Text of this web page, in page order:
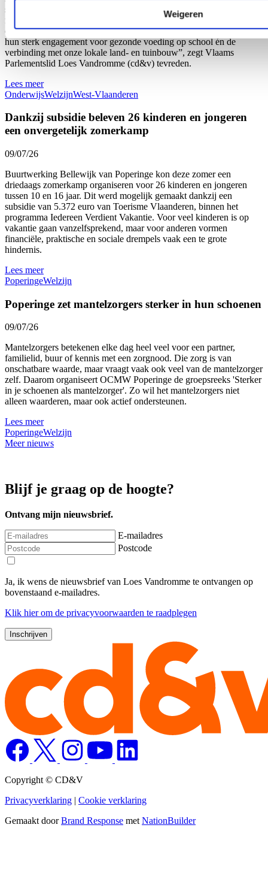
Weigeren
stimuleert. Dat zijn 26 scholen meer dan vorig schooljaar en zelf 80
meer dan drie jaar geleden: een stijging van respectievelijk bijna 9
en bijna 32 procent. “Onze West-Vlaamse scholen bevestigen zo
hun sterk engagement voor gezonde voeding op school én de
verbinding met onze lokale land- en tuinbouw”, zegt Vlaams
Parlementslid Loes Vandromme (cd&v) tevreden.
Lees meer
OnderwijsWelzijnWest-Vlaanderen
Dankzij subsidie beleven 26 kinderen en jongeren
een onvergetelijk zomerkamp
09/07/26
Buurtwerking Bellewijk van Poperinge kon deze zomer een
driedaags zomerkamp organiseren voor 26 kinderen en jongeren
tussen 10 en 16 jaar. Dit werd mogelijk gemaakt dankzij een
subsidie van 5.372 euro van Toerisme Vlaanderen, binnen het
programma Iedereen Verdient Vakantie. Voor veel kinderen is op
vakantie gaan vanzelfsprekend, maar voor anderen vormen
financiële, praktische en sociale drempels vaak een te grote
hindernis.
Lees meer
PoperingeWelzijn
Poperinge zet mantelzorgers sterker in hun schoenen
09/07/26
Mantelzorgers betekenen elke dag heel veel voor een partner,
familielid, buur of kennis met een zorgnood. Die zorg is van
onschatbare waarde, maar vraagt vaak ook veel van de mantelzorger
zelf. Daarom organiseert OCMW Poperinge de groepsreeks 'Sterker
in je schoenen als mantelzorger'. Zo wil het mantelzorgers niet
alleen waarderen, maar ook actief ondersteunen.
Lees meer
PoperingeWelzijn
Meer nieuws
Blijf je graag op de hoogte?
Ontvang mijn nieuwsbrief.
E-mailadres
Postcode
Ja, ik wens de nieuwsbrief van Loes Vandromme te ontvangen op
bovenstaand e-mailadres.
Klik hierom de privacyvoorwaarden te raadplegen
Copyright © CD&V
Privacyverklaring | Cookie verklaring
Gemaakt doorBrand Response met NationBuilder